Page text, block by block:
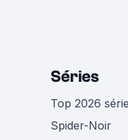
Séries
Top 2026
Spider-Noir